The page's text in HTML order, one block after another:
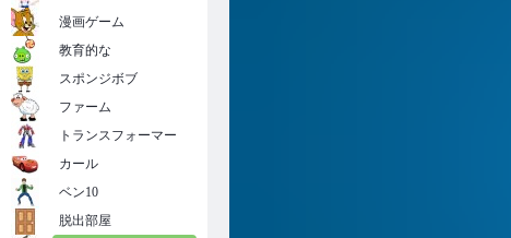
漫画ゲーム
教育的な
スポンジボブ
ファーム
トランスフォーマー
カール
ベン10
脱出部屋